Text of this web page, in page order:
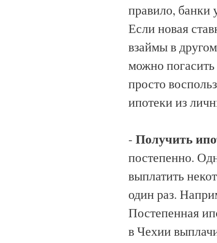
правило, банки
Если новая
взаймы в
можно
просто
ипотеки из
- Получить
постепенно.
выплатить
один раз.
Постепенная
в Чехии